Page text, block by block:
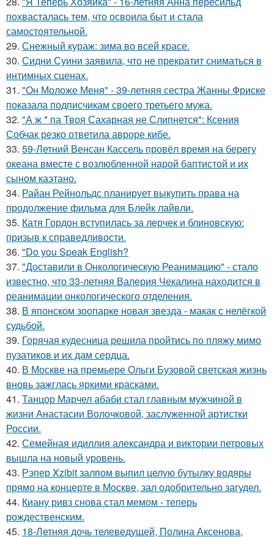
похвасталась тем, что освоила быт и стала
самостоятельной.
29. Снежный кураж: зима во всей красе.
30. Сидни Суини заявила, что не прекратит сниматься в
интимных сценах.
31. "Он Моложе Меня" - 39-летняя сестра Жанны Фриске
показала подписчикам своего третьего мужа.
32. "А ж * па Твоя Сахарная не Слипнется": Ксения
Собчак резко ответила авроре кибе.
33. 59-Летний Венсан Кассель провёл время на берегу
океана вместе с возлюбленной нарой баптистой и их
сыном каэтано.
34. Райан Рейнольдс планирует выкупить права на
продолжение фильма для Блейк лайвли.
35. Катя Гордон вступилась за лерчек и блиновскую:
призыв к справедливости.
36. "Do you Speak English?
37. "Доставили в Онкологическую Реанимацию" - стало
известно, что 33-летняя Валерия Чекалина находится в
реанимации онкологического отделения.
38. В японском зоопарке новая звезда - макак с нелёгкой
судьбой.
39. Горячая кудесница решила пройтись по пляжу мимо
пузатиков и их дам сердца.
40. В Москве на премьере Ольги Бузовой светская жизнь
вновь зажглась яркими красками.
41. Танцор Марчел абаби стал главным мужчиной в
жизни Анастасии Волочковой, заслуженной артистки
России.
42. Семейная идиллия александра и виктории петровых
вышла на новый уровень.
43. Рэпер Xzibit залпом выпил целую бутылку водяры
прямо на концерте в Москве, зал одобрительно загудел.
44. Киану ривз снова стал мемом - теперь
рождественским.
45. 18-Летняя дочь телеведущей, Полина Аксенова,